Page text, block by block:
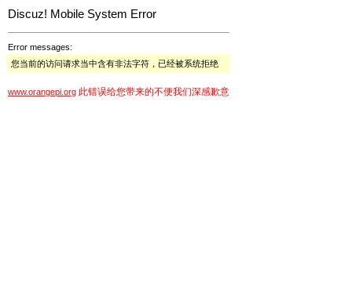
Discuz! Mobile System Error
Error messages:
您当前的访问请求当中含有非法字符，已经被系统拒绝
www.orangepi.org 此错误给您带来的不便我们深感歉意